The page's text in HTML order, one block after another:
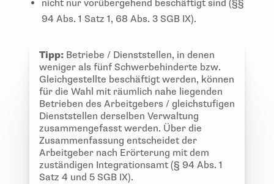
nicht nur vorübergehend beschäftigt sind (§§
94 Abs. 1 Satz 1, 68 Abs. 3 SGB IX).
Tipp: Betriebe / Dienststellen, in denen
weniger als fünf Schwerbehinderte bzw.
Gleichgestellte beschäftigt werden, können
für die Wahl mit räumlich nahe liegenden
Betrieben des Arbeitgebers / gleichstufigen
Dienststellen derselben Verwaltung
zusammengefasst werden. Über die
Zusammenfassung entscheidet der
Arbeitgeber nach Erörterung mit dem
zuständigen Integrationsamt (§ 94 Abs. 1
Satz 4 und 5 SGB IX).